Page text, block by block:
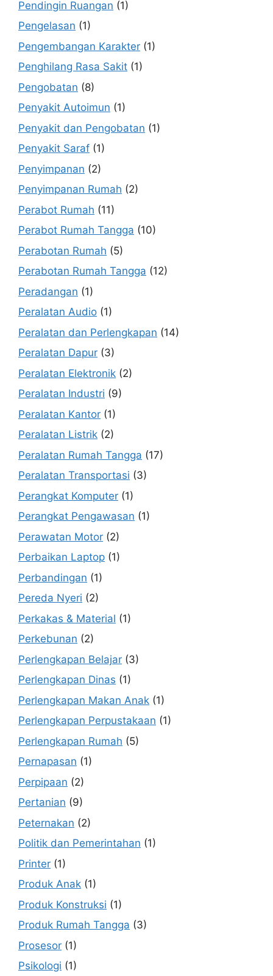
Pendingin Ruangan (1)
Pengelasan (1)
Pengembangan Karakter (1)
Penghilang Rasa Sakit (1)
Pengobatan (8)
Penyakit Autoimun (1)
Penyakit dan Pengobatan (1)
Penyakit Saraf (1)
Penyimpanan (2)
Penyimpanan Rumah (2)
Perabot Rumah (11)
Perabot Rumah Tangga (10)
Perabotan Rumah (5)
Perabotan Rumah Tangga (12)
Peradangan (1)
Peralatan Audio (1)
Peralatan dan Perlengkapan (14)
Peralatan Dapur (3)
Peralatan Elektronik (2)
Peralatan Industri (9)
Peralatan Kantor (1)
Peralatan Listrik (2)
Peralatan Rumah Tangga (17)
Peralatan Transportasi (3)
Perangkat Komputer (1)
Perangkat Pengawasan (1)
Perawatan Motor (2)
Perbaikan Laptop (1)
Perbandingan (1)
Pereda Nyeri (2)
Perkakas & Material (1)
Perkebunan (2)
Perlengkapan Belajar (3)
Perlengkapan Dinas (1)
Perlengkapan Makan Anak (1)
Perlengkapan Perpustakaan (1)
Perlengkapan Rumah (5)
Pernapasan (1)
Perpipaan (2)
Pertanian (9)
Peternakan (2)
Politik dan Pemerintahan (1)
Printer (1)
Produk Anak (1)
Produk Konstruksi (1)
Produk Rumah Tangga (3)
Prosesor (1)
Psikologi (1)